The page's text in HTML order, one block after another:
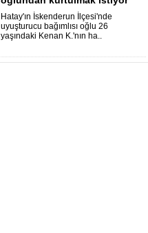
Hatay'ın İskenderun İlçesi'nde
uyuşturucu bağımlısı oğlu 26
yaşındaki Kenan K.'nın ha..